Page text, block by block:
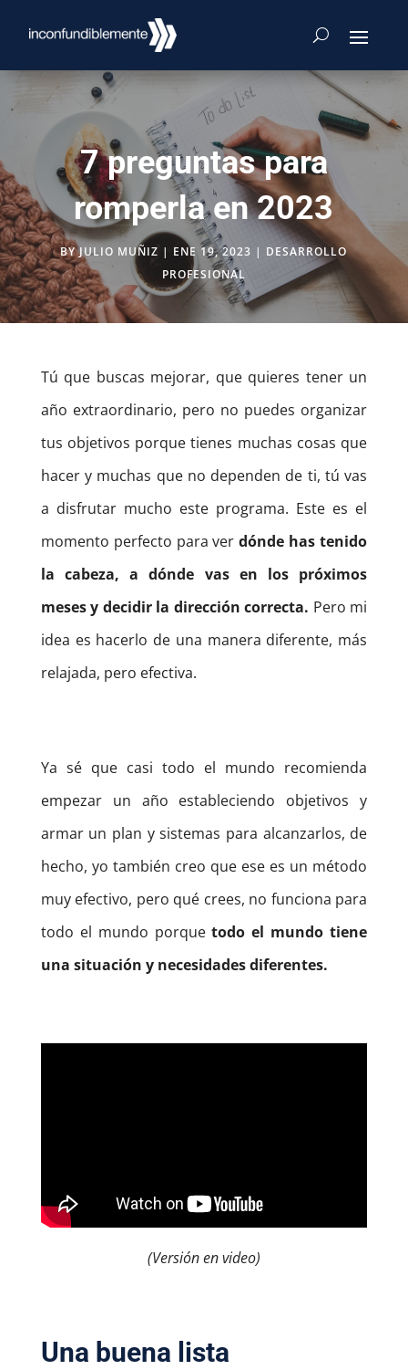
7 preguntas para
romperla en 2023
BYJULIO MUÑIZ | ENE 19, 2023 | DESARROLLO
PROFESIONAL
Tú que buscas mejorar, que quieres tener un
año extraordinario, pero no puedes organizar
tus objetivos porque tienes muchas cosas que
hacer y muchas que no dependen de ti, tú vas
a disfrutar mucho este programa. Este es el
momento perfecto para ver dónde has tenido
la cabeza, a dónde vas en los próximos
meses y decidir la dirección correcta. Pero mi
idea es hacerlo de una manera diferente, más
relajada, pero efectiva.
Ya sé que casi todo el mundo recomienda
empezar un año estableciendo objetivos y
armar un plan y sistemas para alcanzarlos, de
hecho, yo también creo que ese es un método
muy efectivo, pero qué crees, no funciona para
todo el mundo porquetodo el mundo tiene
una situación y necesidades diferentes.
(Versión en video)
Una buena lista